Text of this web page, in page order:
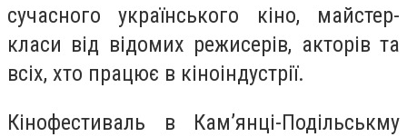
сучасного українського кіно, майстер-
класи від відомих режисерів, акторів та
всіх, хто працює в кіноіндустрії.
Кінофестиваль в Кам’янці-Подільськму